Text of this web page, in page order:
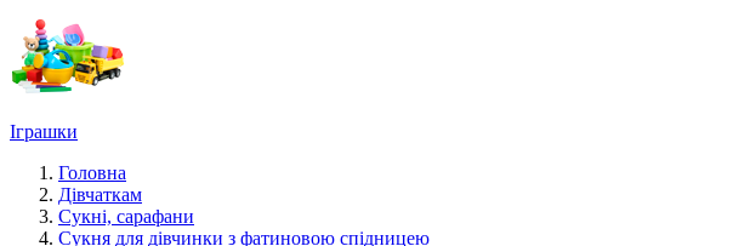
Іграшки
Головна
Дівчаткам
Сукні, сарафани
Сукня для дівчинки з фатиновою спідницею